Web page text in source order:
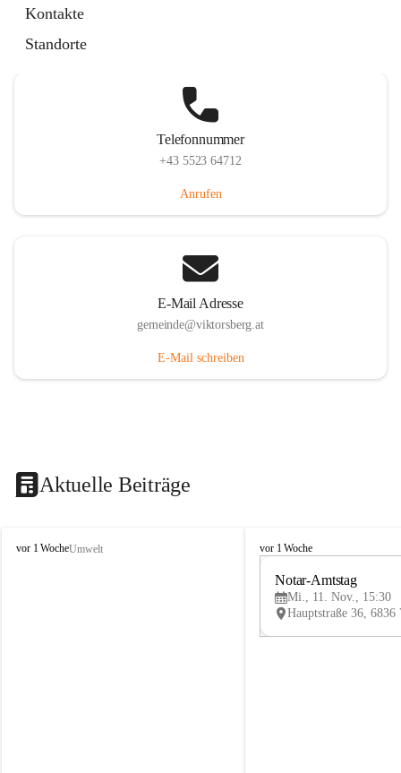
Kontakte
Standorte
Telefonnummer
+43 5523 64712
Anrufen
E-Mail Adresse
gemeinde@viktorsberg.at
E-Mail schreiben
Aktuelle Beiträge
V
vor 1 WocheUmwelt
V
vor 1 Woche
Notar-Amtstag
Mi., 11. Nov., 15:30